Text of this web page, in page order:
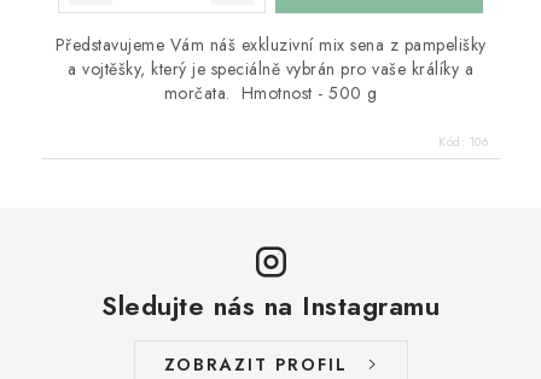
Představujeme Vám náš exkluzivní mix sena z pampelišky
a vojtěšky, který je speciálně vybrán pro vaše králíky a
morčata. Hmotnost - 500 g
Kód: 106
Sledujte nás na Instagramu
ZOBRAZIT PROFIL